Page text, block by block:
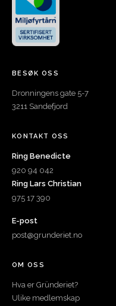
BESØK OSS
Dronningens gate 5-7
3211 Sandefjord
KONTAKT OSS
Ring Benedicte
920 94 042
Ring Lars Christian
975 17 390
E-post
post@grunderiet.no
OM OSS
Hva er Gründeriet?
Ulike medlemskap